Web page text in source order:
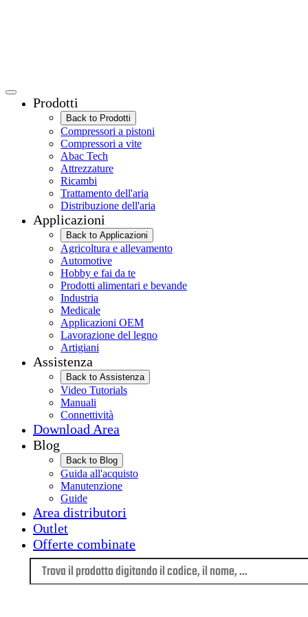
Prodotti
Back to Prodotti
Compressori a pistoni
Compressori a vite
Abac Tech
Attrezzature
Ricambi
Trattamento dell'aria
Distribuzione dell'aria
Applicazioni
Back to Applicazioni
Agricoltura e allevamento
Automotive
Hobby e fai da te
Prodotti alimentari e bevande
Industria
Medicale
Applicazioni OEM
Lavorazione del legno
Artigiani
Assistenza
Back to Assistenza
Video Tutorials
Manuali
Connettività
Download Area
Blog
Back to Blog
Guida all'acquisto
Manutenzione
Guide
Area distributori
Outlet
Offerte combinate